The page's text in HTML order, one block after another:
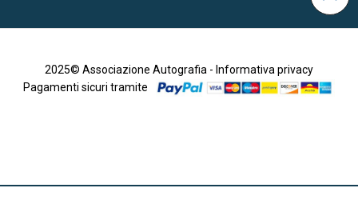
2025© Associazione Autografia - Informativa privacy
Pagamenti sicuri tramite